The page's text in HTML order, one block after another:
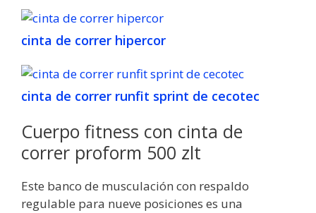
cinta de correr hipercor
cinta de correr runfit sprint de cecotec
Cuerpo fitness con cinta de
correr proform 500 zlt
Este banco de musculación con respaldo
regulable para nueve posiciones es una